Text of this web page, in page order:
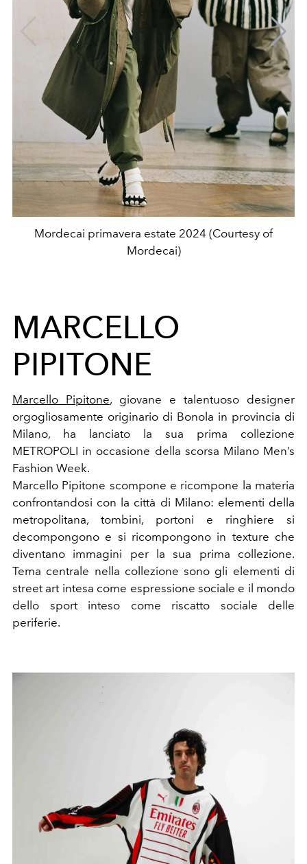
Mordecai primavera estate 2024 (Courtesy of
Mordecai)
MARCELLO
PIPITONE
Marcello Pipitone, giovane e talentuoso designer
orgogliosamente originario di Bonola in provincia di
Milano, ha lanciato la sua prima collezione
METROPOLI in occasione della scorsa Milano Men’s
Fashion Week.
Marcello Pipitone scompone e ricompone la materia
confrontandosi con la città di Milano: elementi della
metropolitana, tombini, portoni e ringhiere si
decompongono e si ricompongono in texture che
diventano immagini per la sua prima collezione.
Tema centrale nella collezione sono gli elementi di
street art intesa come espressione sociale e il mondo
dello sport inteso come riscatto sociale delle
periferie.